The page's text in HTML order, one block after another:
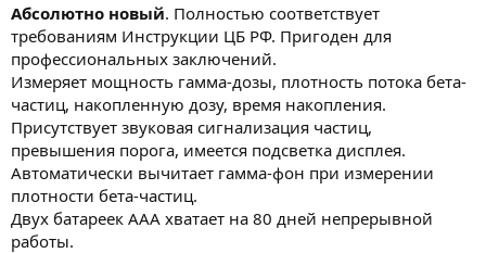
Абсолютно новый. Полностью соответствует
требованиям Инструкции ЦБ РФ. Пригоден для
профессиональных заключений.
Измеряет мощность гамма-дозы, плотность потока бета-
частиц, накопленную дозу, время накопления.
Присутствует звуковая сигнализация частиц,
превышения порога, имеется подсветка дисплея.
Автоматически вычитает гамма-фон при измерении
плотности бета-частиц.
Двух батареек ААА хватает на 80 дней непрерывной
работы.